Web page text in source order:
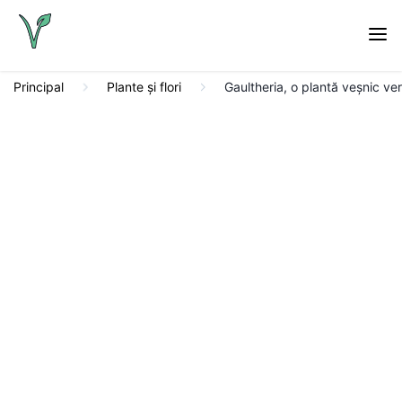
Principal Plante și flori Gaultheria, o plantă veșnic